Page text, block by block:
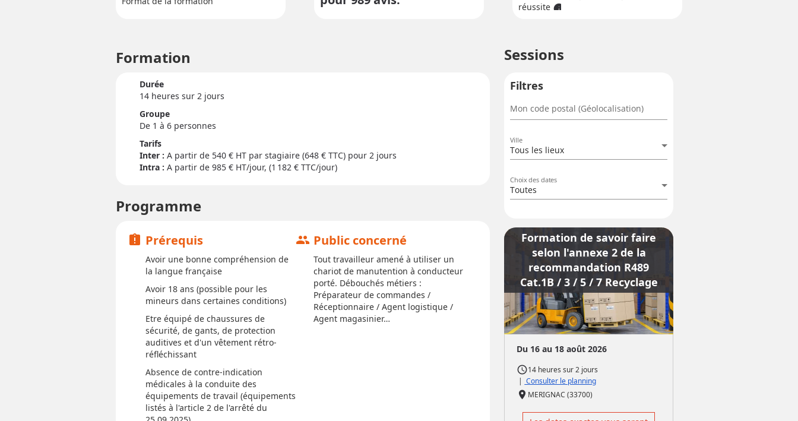
réussite info
Formation
Durée
14 heures sur 2 jours
Groupe
De 1 à 6 personnes
Tarifs
Inter :
540 € HT par stagiaire (648 € TTC) pour 2 jours
Intra : A partir de 985 € HT/jour, (1 182 € TTC/jour)
Programme
assignment_late Prérequis
Avoir une bonne compréhension de
la langue française
Avoir 18 ans (possible pour les
mineurs dans certaines conditions)
Etre équipé de chaussures de
sécurité, de gants, de protection
auditives et d'un vêtement rétro-
réfléchissant
Absence de contre-indication
médicales à la conduite des
équipements de travail (équipements
listés à l'article 2 de l'arrêté du
group Public concerné
Tout travailleur amené à utiliser un
chariot de manutention à conducteur
porté. Débouchés métiers :
Préparateur de commandes /
Réceptionnaire / Agent logistique /
Agent magasinier…
Sessions
Filtres
Mon code postal (Géolocalisation)
Ville
Tous les lieux
Choix des dates
Toutes
Formation de savoir faire
selon l'annexe 2 de la
recommandation R489
Cat.1B / 3 / 5 / 7 Recyclage
Du 16 au 18 août 2026
access_time14 heuressur2 jours
| Consulter le planning
place MERIGNAC (33700)